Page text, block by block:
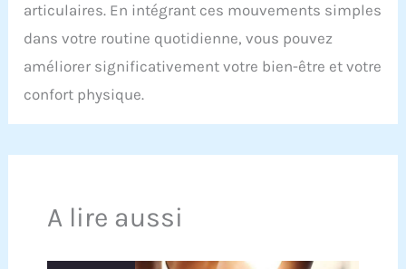
articulaires. En intégrant ces mouvements simples
dans votre routine quotidienne, vous pouvez
améliorer significativement votre bien-être et votre
confort physique.
A lire aussi